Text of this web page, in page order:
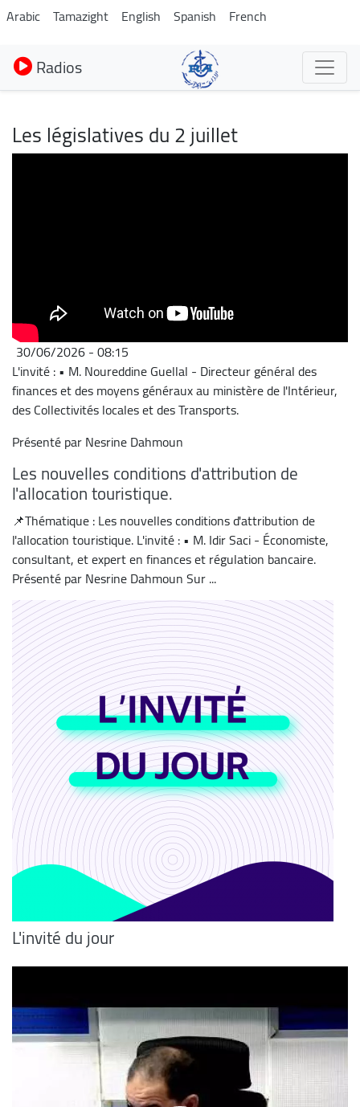
Aller
au
contenu
principal
Arabic Tamazight English Spanish French
Radios
Les législatives du 2 juillet
30/06/2026 - 08:15
L'invité : • M. Noureddine Guellal - Directeur général des
finances et des moyens généraux au ministère de l'Intérieur,
des Collectivités locales et des Transports.
Présenté par Nesrine Dahmoun
Les nouvelles conditions d'attribution de
l'allocation touristique.
📌Thématique : Les nouvelles conditions d'attribution de
l'allocation touristique. L'invité : • M. Idir Saci - Économiste,
consultant, et expert en finances et régulation bancaire.
Présenté par Nesrine Dahmoun Sur ...
L'invité du jour